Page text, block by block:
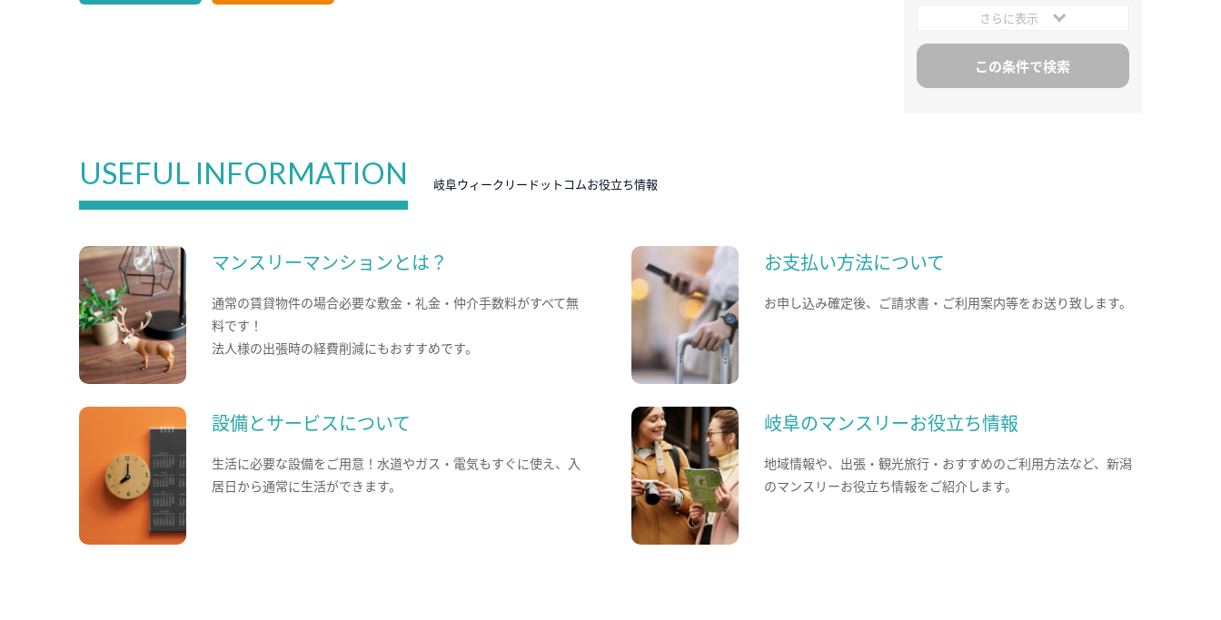
さらに表示
USEFUL INFORMATION 岐阜ウィークリードットコムお役立ち情報
マンスリーマンションとは？
通常の賃貸物件の場合必要な敷金・礼金・仲介手数料がすべて無
料です！
法人様の出張時の経費削減にもおすすめです。
お支払い方法について
お申し込み確定後、ご請求書・ご利用案内等をお送り致します。
設備とサービスについて
生活に必要な設備をご用意！水道やガス・電気もすぐに使え、入
居日から通常に生活ができます。
岐阜のマンスリーお役立ち情報
地域情報や、出張・観光旅行・おすすめのご利用方法など、新潟
のマンスリーお役立ち情報をご紹介します。